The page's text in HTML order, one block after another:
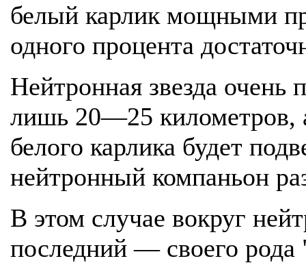
белый карлик мощными
одного процента
Нейтронная звезда
лишь 20—25 километров,
белого карлика будет
нейтронный компаньон
В этом случае вокруг
последний — своего рода